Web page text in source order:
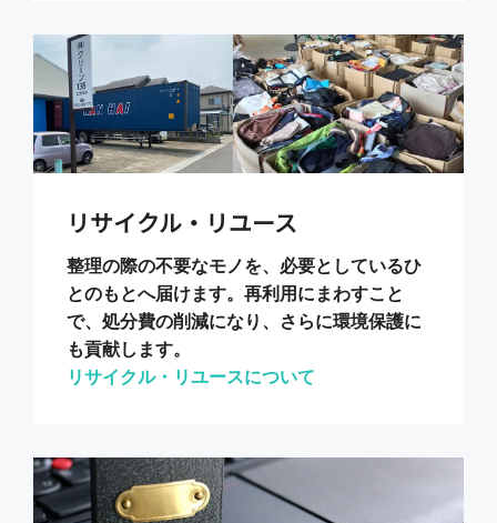
リサイクル・リユース
整理の際の不要なモノを、必要としているひ
とのもとへ届けます。再利用にまわすこと
で、処分費の削減になり、さらに環境保護に
も貢献します。
リサイクル・リユースについて